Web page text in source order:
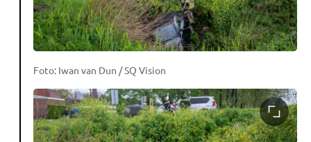
Foto: Iwan van Dun / SQ Vision